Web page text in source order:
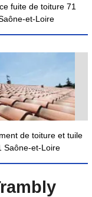
fuite de toiture 71
et-Loire
de toiture et tuile
Saône-et-Loire